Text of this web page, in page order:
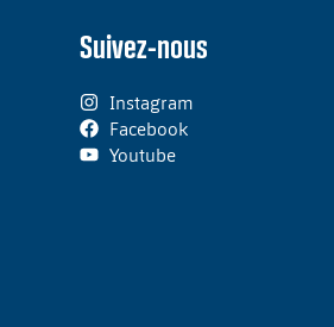
Suivez-nous
Instagram
Facebook
Youtube